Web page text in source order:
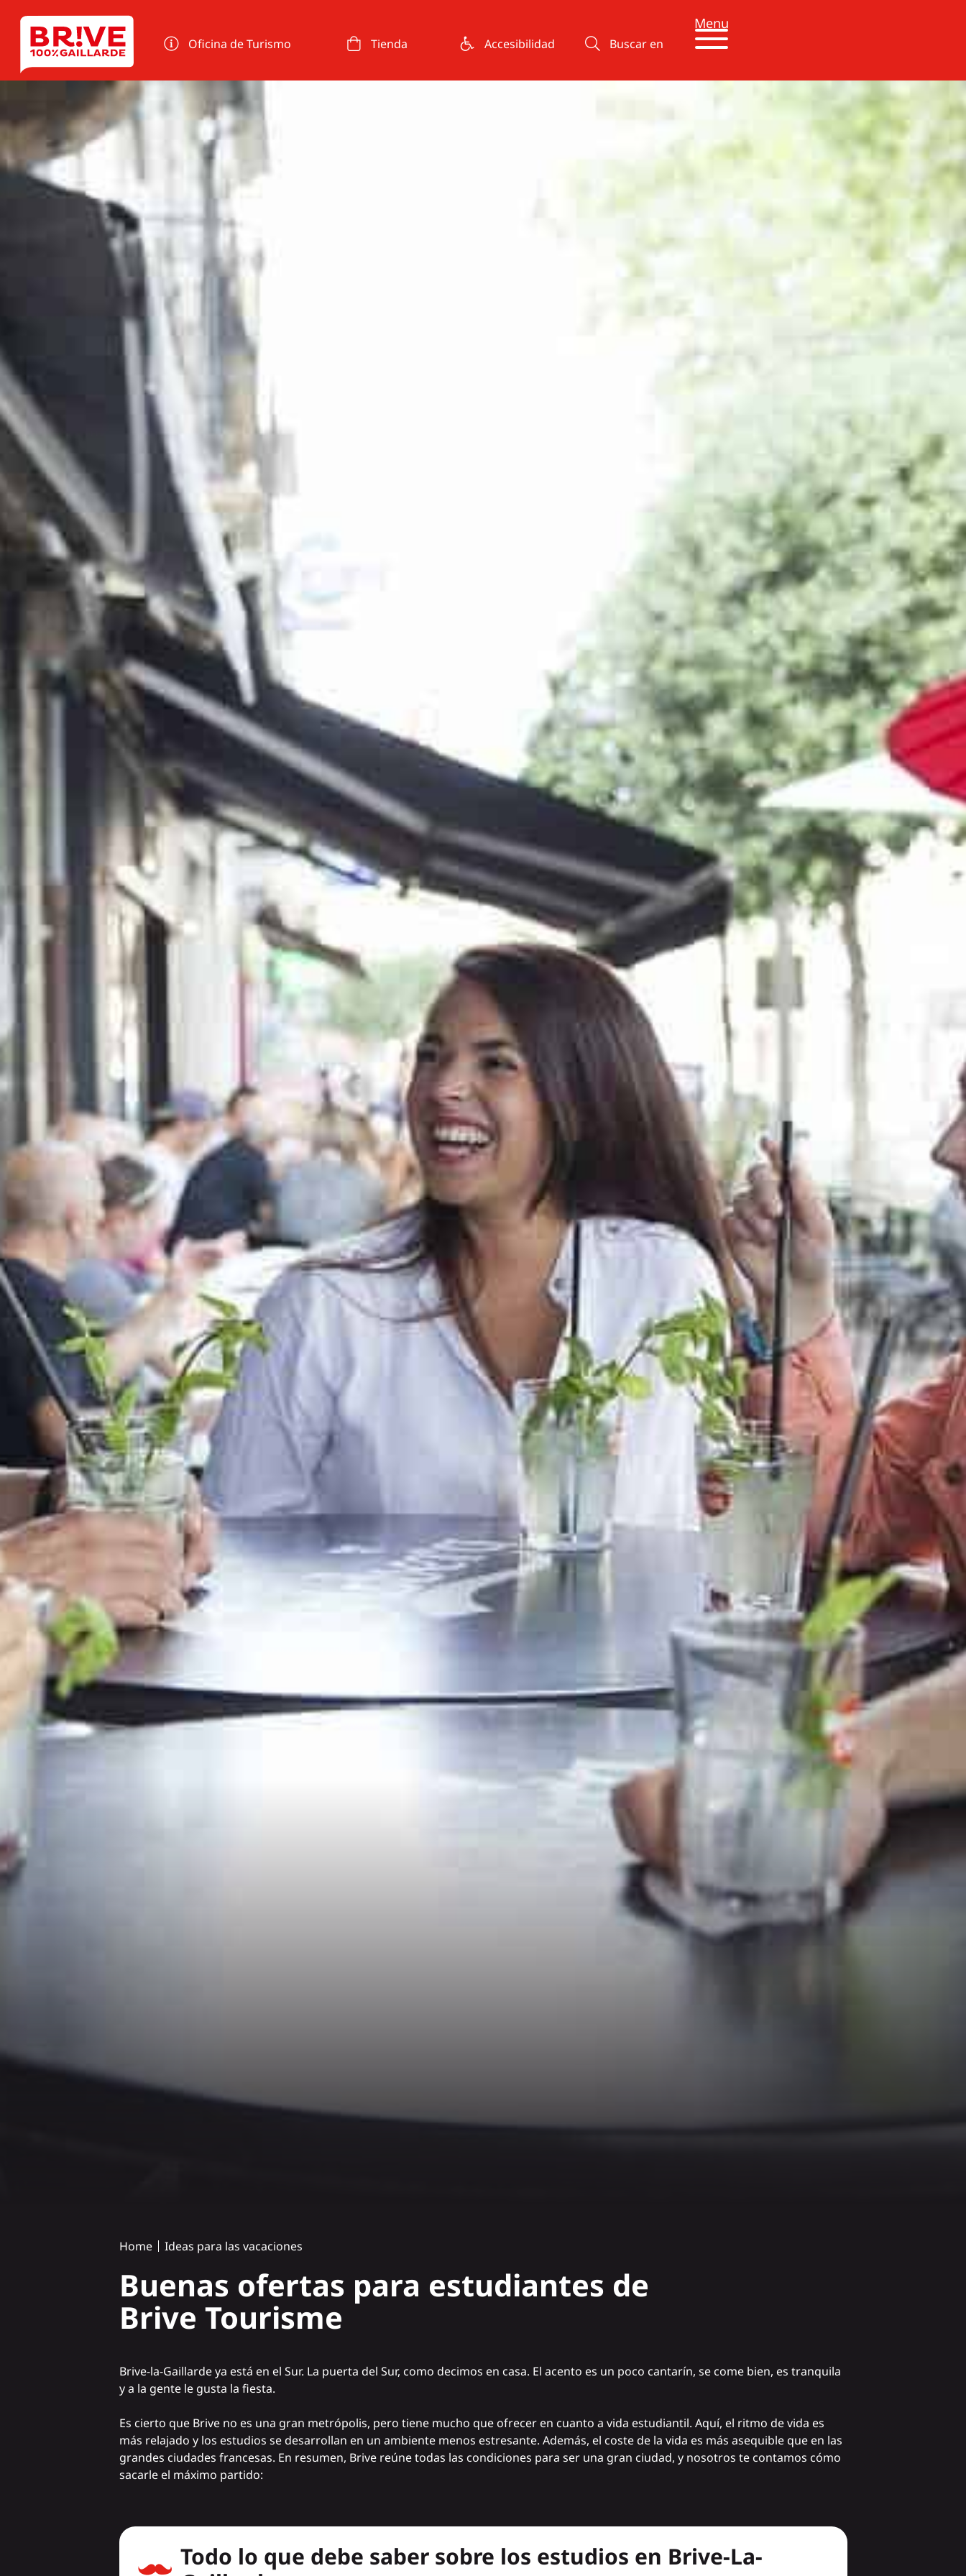
Oficina de Turismo Tienda Accesibilidad Buscar en
Menu
Home Ideas para las vacaciones
Buenas ofertas para estudiantes de
Brive Tourisme
Brive-la-Gaillarde ya está en el Sur. La puerta del Sur, como decimos en casa. El acento es un poco cantarín, se come bien, es tranquila
y a la gente le gusta la fiesta.
Es cierto que Brive no es una gran metrópolis, pero tiene mucho que ofrecer en cuanto a vida estudiantil. Aquí, el ritmo de vida es
más relajado y los estudios se desarrollan en un ambiente menos estresante. Además, el coste de la vida es más asequible que en las
grandes ciudades francesas. En resumen, Brive reúne todas las condiciones para ser una gran ciudad, y nosotros te contamos cómo
sacarle el máximo partido:
Todo lo que debe saber sobre los estudios en Brive-La-